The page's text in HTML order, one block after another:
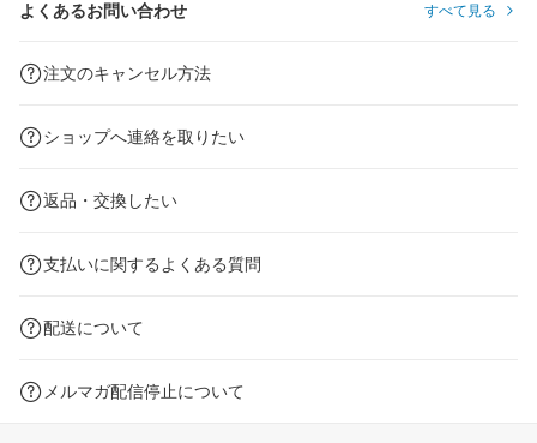
よくあるお問い合わせ すべて見る
注文のキャンセル方法
ショップへ連絡を取りたい
返品・交換したい
支払いに関するよくある質問
配送について
メルマガ配信停止について